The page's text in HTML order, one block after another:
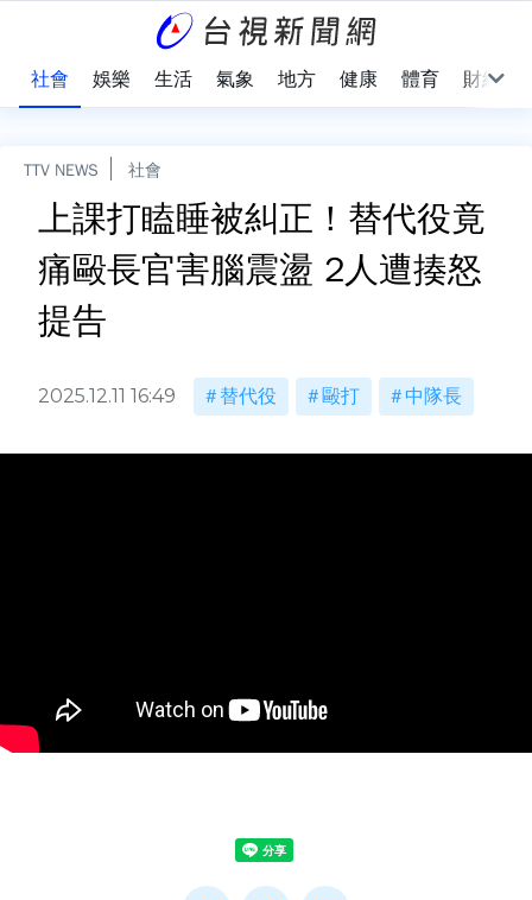
社會 娛樂 生活 氣象 地方 健康 體育 財經
TTV NEWS 社會
上課打瞌睡被糾正！替代役竟
痛毆長官害腦震盪 2人遭揍怒
提告
2025.12.11 16:49 替代役 毆打 中隊長